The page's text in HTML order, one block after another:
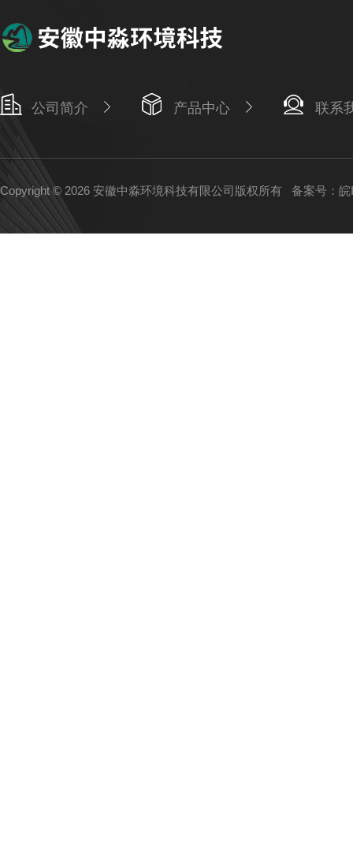
公司简介 产品中心 联系
Copyright © 2026 安徽中淼环境科技有限公司版权所有 备案号：